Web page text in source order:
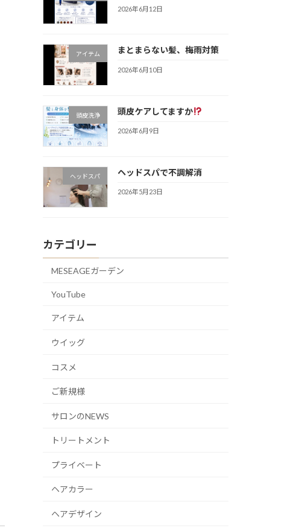
2026年6月12日
アイテム まとまらない髪、梅雨対策
2026年6月10日
頭皮洗浄 頭皮ケアしてますか
2026年6月9日
ヘッドスパ ヘッドスパで不調解消
2026年5月23日
カテゴリー
MESEAGEガーデン
YouTube
アイテム
ウイッグ
コスメ
ご新規様
サロンのNEWS
トリートメント
プライベート
ヘアカラー
ヘアデザイン